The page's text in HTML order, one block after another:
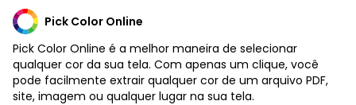
Pick Color Online
Pick Color Online é a melhor maneira de selecionar
qualquer cor da sua tela. Com apenas um clique, você
pode facilmente extrair qualquer cor de um arquivo PDF,
site, imagem ou qualquer lugar na sua tela.